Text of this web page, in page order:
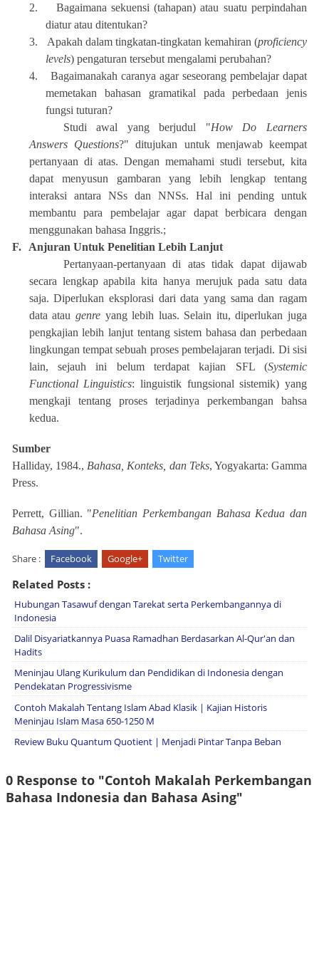
2.
Bagaimana sekuensi (tahapan) atau suatu perpindahan
diatur atau ditentukan?
3.
Apakah dalam tingkatan-tingkatan kemahiran (proficiency
levels) pengaturan tersebut mengalami perubahan?
4.
Bagaimanakah caranya agar seseorang pembelajar dapat
memetakan bahasan gramatikal pada perbedaan jenis
fungsi tuturan?
Studi awal yang berjudul "How Do Learners
Answers Questions?" ditujukan untuk menjawab keempat
pertanyaan di atas. Dengan memahami studi tersebut, kita
dapat menyusun gambaran yang lebih lengkap tentang
interaksi antara NSs dan NNSs. Hal ini pending untuk
membantu para pembelajar agar dapat berbicara dengan
menggunakan bahasa Inggris.;
F.
Anjuran Untuk Penelitian Lebih Lanjut
Pertanyaan-pertanyaan di atas tidak dapat dijawab
secara lengkap apabila kita hanya merujuk pada satu data
saja. Diperlukan eksplorasi dari data yang sama dan ragam
data atau genreyang lebih luas. Selain itu, diperlukan juga
pengkajian lebih lanjut tentang sistem bahasa dan perbedaan
lingkungan tempat sebuah proses pembelajaran terjadi. Di sisi
lain, sejauh ini belum terdapat kajian SFL (Systemic
Functional Linguistics: linguistik fungsional sistemik) yang
mengkaji tentang proses terjadinya perkembangan bahsa
kedua.
Sumber
Halliday, 1984., Bahasa, Konteks, dan Teks, Yogyakarta: Gamma
Press.
Perrett, Gillian. "Penelitian Perkembangan Bahasa Kedua dan
Bahasa Asing".
Share : Facebook Google+ Twitter
Related Posts :
Hubungan Tasawuf dengan Tarekat serta Perkembangannya di
Indonesia
Dalil Disyariatkannya Puasa Ramadhan Berdasarkan Al-Qur'an dan
Hadits
Meninjau Ulang Kurikulum dan Pendidikan di Indonesia dengan
Pendekatan Progressivisme
Contoh Makalah Tentang Islam Abad Klasik | Kajian Historis
Meninjau Islam Masa 650-1250 M
Review Buku Quantum Quotient | Menjadi Pintar Tanpa Beban
0 Response to "Contoh Makalah Perkembangan
Bahasa Indonesia dan Bahasa Asing"